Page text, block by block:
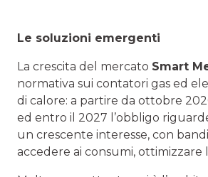
Le soluzioni emergenti
La crescita del mercato Smart
normativa sui contatori gas ed
di calore: a partire da ottobre
ed entro il 2027 l’obbligo
un crescente interesse, con
accedere ai consumi,